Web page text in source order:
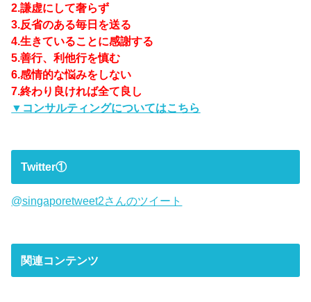
2.謙虚にして奢らず
3.反省のある毎日を送る
4.生きていることに感謝する
5.善行、利他行を慎む
6.感情的な悩みをしない
7.終わり良ければ全て良し
▼コンサルティングについてはこちら
Twitter①
@singaporetweet2さんのツイート
関連コンテンツ